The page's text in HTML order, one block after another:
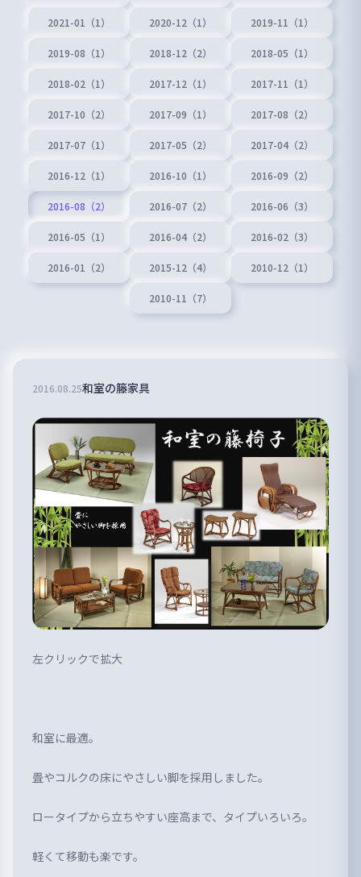
2021-01（1） 2020-12（1） 2019-11（1）
2019-08（1） 2018-12（2） 2018-05（1）
2018-02（1） 2017-12（1） 2017-11（1）
2017-10（2） 2017-09（1） 2017-08（2）
2017-07（1） 2017-05（2） 2017-04（2）
2016-12（1） 2016-10（1） 2016-09（2）
2016-08（2） 2016-07（2） 2016-06（3）
2016-05（1） 2016-04（2） 2016-02（3）
2016-01（2） 2015-12（4） 2010-12（1）
2010-11（7）
2016.08.25和室の籐家具
左クリックで拡大
和室に最適。
畳やコルクの床にやさしい脚を採用しました。
ロータイプから立ちやすい座高まで、タイプいろいろ。
軽くて移動も楽です。